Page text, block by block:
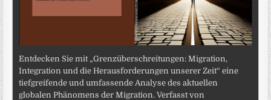
Entdecken Sie mit „Grenzüberschreitungen: Migration,
Integration und die Herausforderungen unserer Zeit“ eine
tiefgreifende und umfassende Analyse des aktuellen
globalen Phänomens der Migration. Verfasst von